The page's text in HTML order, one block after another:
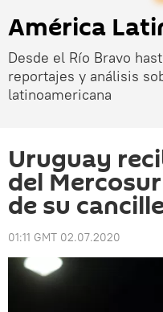
América
Desde el Río Bravo
reportajes y análisis
latinoamericana
Uruguay
del
de su
01:11 GMT 02.07.2020